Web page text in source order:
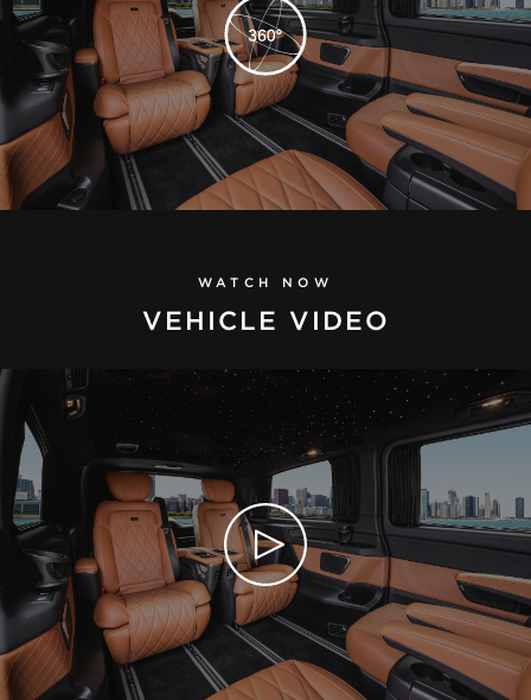
WATCH NOW
VEHICLE VIDEO